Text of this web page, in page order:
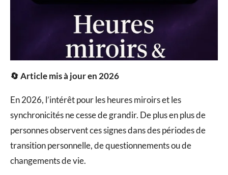
🔄 Article mis à jour en 2026
En 2026, l’intérêt pour les heures miroirs et les
synchronicités ne cesse de grandir. De plus en plus de
personnes observent ces signes dans des périodes de
transition personnelle, de questionnements ou de
changements de vie.